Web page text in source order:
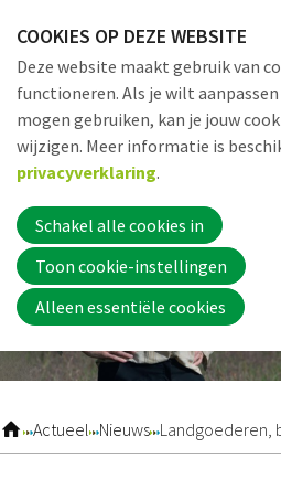
links
over
Jump
to
navigation
to
main
content
Actueel Nieuws Landgoederen,
COOKIES OP DEZE WEBSITE
Deze website maakt gebruik van
functioneren. Als je wilt
mogen gebruiken, kan je jouw
wijzigen. Meer informatie is
privacyverklaring.
Schakel alle cookies in
Toon cookie-instellingen
Alleen essentiële cookies